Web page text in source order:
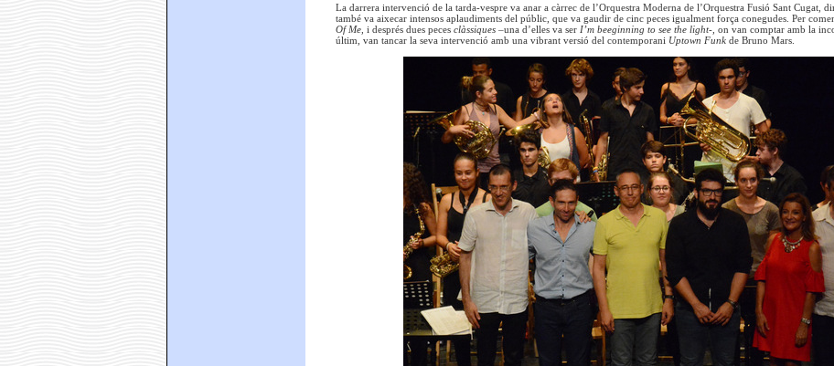
La darrera intervenció de la tarda-vespre va anar a càrrec de l’Orquestra Moderna de l’Orquestra Fusió Sant Cugat,
també va aixecar intensos aplaudiments del públic, que va gaudir de cinc peces igualment força conegudes. Per
Of Me, i després dues peces clàssiques –una d’elles va ser I’m beeginning to see the light-, on van comptar amb la
últim, van tancar la seva intervenció amb una vibrant versió del contemporani Uptown Funk de Bruno Mars.